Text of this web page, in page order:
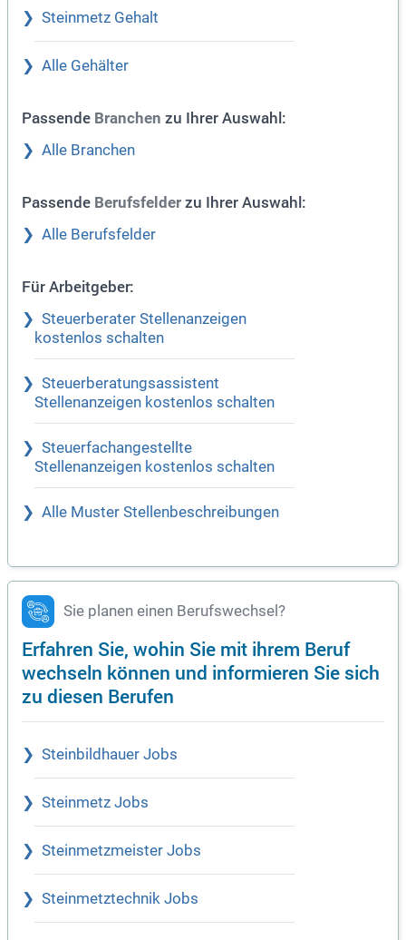
Steinmetz Gehalt
Alle Gehälter
Passende Branchen zu Ihrer Auswahl:
Alle Branchen
Passende Berufsfelder zu Ihrer Auswahl:
Alle Berufsfelder
Für Arbeitgeber:
Steuerberater Stellenanzeigen
kostenlos schalten
Steuerberatungsassistent
Stellenanzeigen kostenlos schalten
Steuerfachangestellte
Stellenanzeigen kostenlos schalten
Alle Muster Stellenbeschreibungen
Sie planen einen Berufswechsel?
Erfahren Sie, wohin Sie mit ihrem Beruf
wechseln können und informieren Sie sich
zu diesen Berufen
Steinbildhauer Jobs
Steinmetz Jobs
Steinmetzmeister Jobs
Steinmetztechnik Jobs